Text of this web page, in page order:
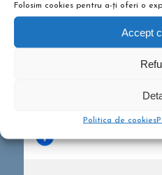
Folosim cookies pentru a-ți oferi o
Accept
Politica de cookies
Ce să conțină rucsacul